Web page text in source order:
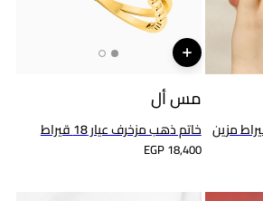
دائرة عيار 14 قيراط مزين
مس أل
خاتم ذهب مزخرف عيار 18 قيراط
EGP 18,400